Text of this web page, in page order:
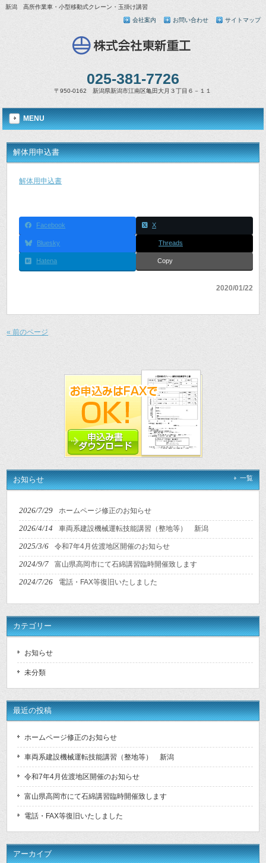
新潟 高所作業車・小型移動式クレーン・玉掛け講習
会社案内
お問い合わせ サイトマップ
025-381-7726
〒950-0162 新潟県新潟市江南区亀田大月３丁目６－１１
MENU
解体用申込書
解体用申込書
Facebook X
Bluesky Threads
Hatena Copy
2020/01/22
« 前のページ
お知らせ 一覧
2026/7/29 ホームページ修正のお知らせ
2026/4/14 車両系建設機械運転技能講習（整地等） 新潟
2025/3/6 令和7年4月佐渡地区開催のお知らせ
2024/9/7 富山県高岡市にて石綿講習臨時開催致します
2024/7/26 電話・FAX等復旧いたしました
カテゴリー
お知らせ
未分類
最近の投稿
ホームページ修正のお知らせ
車両系建設機械運転技能講習（整地等） 新潟
令和7年4月佐渡地区開催のお知らせ
富山県高岡市にて石綿講習臨時開催致します
電話・FAX等復旧いたしました
アーカイブ